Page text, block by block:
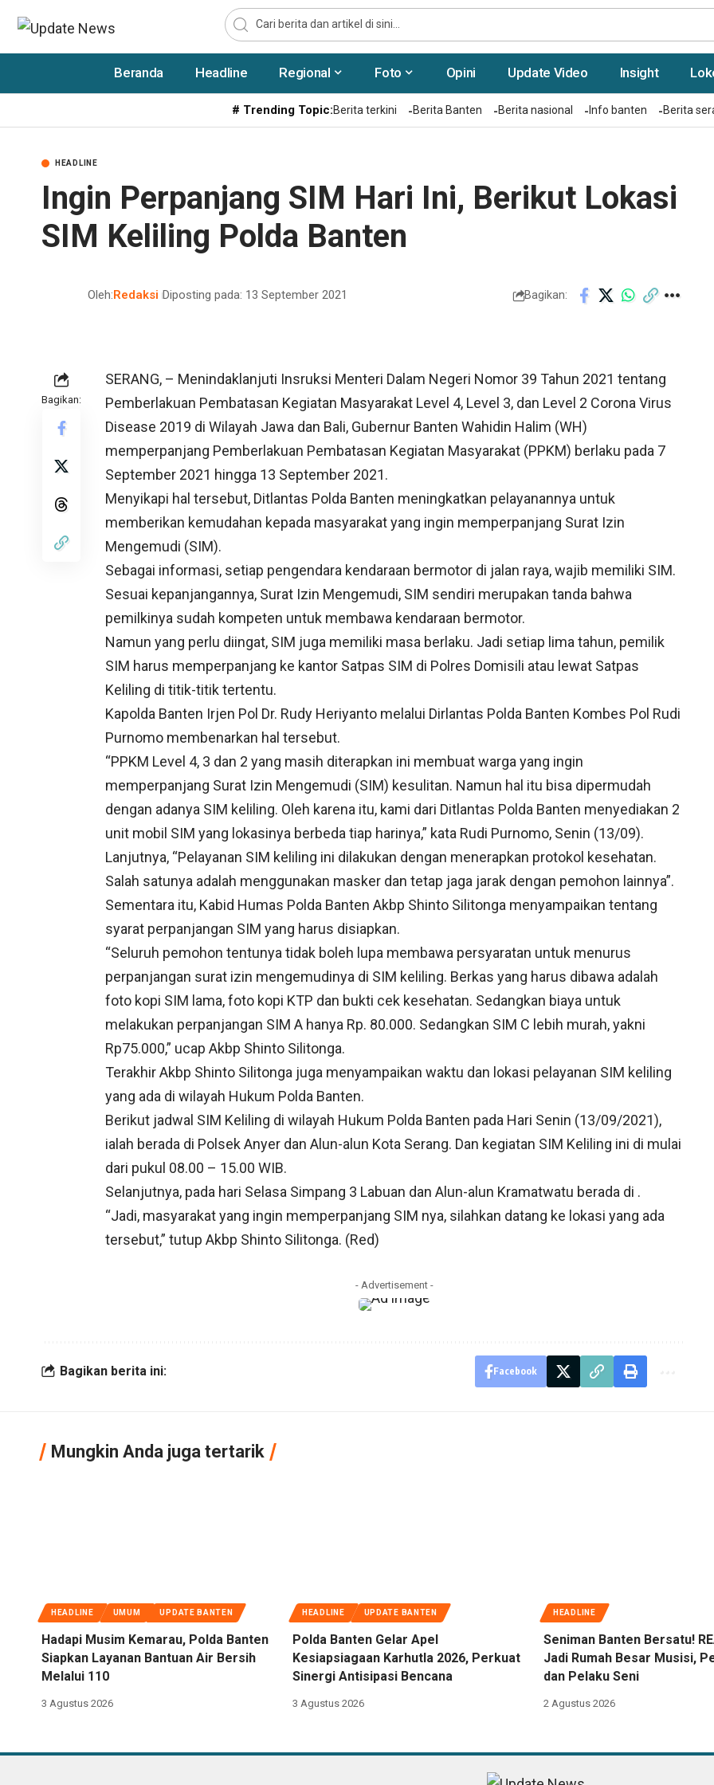
Beranda Headline Regional Foto Opini Update Video Insight
# Trending Topic:Berita terkini Berita Banten Berita nasional Info banten Berita
HEADLINE
Ingin Perpanjang SIM Hari Ini, Berikut Lokasi
SIM Keliling Polda Banten
Oleh:Redaksi Diposting pada: 13 September 2021 Bagikan:
Bagikan:
SERANG, – Menindaklanjuti Insruksi Menteri Dalam Negeri Nomor 39 Tahun 2021 tentang
Pemberlakuan Pembatasan Kegiatan Masyarakat Level 4, Level 3, dan Level 2 Corona Virus
Disease 2019 di Wilayah Jawa dan Bali, Gubernur Banten Wahidin Halim (WH)
memperpanjang Pemberlakuan Pembatasan Kegiatan Masyarakat (PPKM) berlaku pada 7
September 2021 hingga 13 September 2021.
Menyikapi hal tersebut, Ditlantas Polda Banten meningkatkan pelayanannya untuk
memberikan kemudahan kepada masyarakat yang ingin memperpanjang Surat Izin
Mengemudi (SIM).
Sebagai informasi, setiap pengendara kendaraan bermotor di jalan raya, wajib memiliki SIM.
Sesuai kepanjangannya, Surat Izin Mengemudi, SIM sendiri merupakan tanda bahwa
pemilkinya sudah kompeten untuk membawa kendaraan bermotor.
Namun yang perlu diingat, SIM juga memiliki masa berlaku. Jadi setiap lima tahun, pemilik
SIM harus memperpanjang ke kantor Satpas SIM di Polres Domisili atau lewat Satpas
Keliling di titik-titik tertentu.
Kapolda Banten Irjen Pol Dr. Rudy Heriyanto melalui Dirlantas Polda Banten Kombes Pol Rudi
Purnomo membenarkan hal tersebut.
“PPKM Level 4, 3 dan 2 yang masih diterapkan ini membuat warga yang ingin
memperpanjang Surat Izin Mengemudi (SIM) kesulitan. Namun hal itu bisa dipermudah
dengan adanya SIM keliling. Oleh karena itu, kami dari Ditlantas Polda Banten menyediakan 2
unit mobil SIM yang lokasinya berbeda tiap harinya,” kata Rudi Purnomo, Senin (13/09).
Lanjutnya, “Pelayanan SIM keliling ini dilakukan dengan menerapkan protokol kesehatan.
Salah satunya adalah menggunakan masker dan tetap jaga jarak dengan pemohon lainnya”.
Sementara itu, Kabid Humas Polda Banten Akbp Shinto Silitonga menyampaikan tentang
syarat perpanjangan SIM yang harus disiapkan.
“Seluruh pemohon tentunya tidak boleh lupa membawa persyaratan untuk menurus
perpanjangan surat izin mengemudinya di SIM keliling. Berkas yang harus dibawa adalah
foto kopi SIM lama, foto kopi KTP dan bukti cek kesehatan. Sedangkan biaya untuk
melakukan perpanjangan SIM A hanya Rp. 80.000. Sedangkan SIM C lebih murah, yakni
Rp75.000,” ucap Akbp Shinto Silitonga.
Terakhir Akbp Shinto Silitonga juga menyampaikan waktu dan lokasi pelayanan SIM keliling
yang ada di wilayah Hukum Polda Banten.
Berikut jadwal SIM Keliling di wilayah Hukum Polda Banten pada Hari Senin (13/09/2021),
ialah berada di Polsek Anyer dan Alun-alun Kota Serang. Dan kegiatan SIM Keliling ini di mulai
dari pukul 08.00 – 15.00 WIB.
Selanjutnya, pada hari Selasa Simpang 3 Labuan dan Alun-alun Kramatwatu berada di .
“Jadi, masyarakat yang ingin memperpanjang SIM nya, silahkan datang ke lokasi yang ada
tersebut,” tutup Akbp Shinto Silitonga. (Red)
- Advertisement -
Bagikan berita ini: Facebook
Mungkin Anda juga tertarik
HEADLINE UMUM UPDATE BANTEN
Hadapi Musim Kemarau, Polda Banten
Siapkan Layanan Bantuan Air Bersih
Melalui 110
3 Agustus 2026
HEADLINE UPDATE BANTEN
Polda Banten Gelar Apel
Kesiapsiagaan Karhutla 2026, Perkuat
Sinergi Antisipasi Bencana
3 Agustus 2026
HEADLINE
Seniman Banten Bersatu!
Jadi Rumah Besar Musisi,
dan Pelaku Seni
2 Agustus 2026